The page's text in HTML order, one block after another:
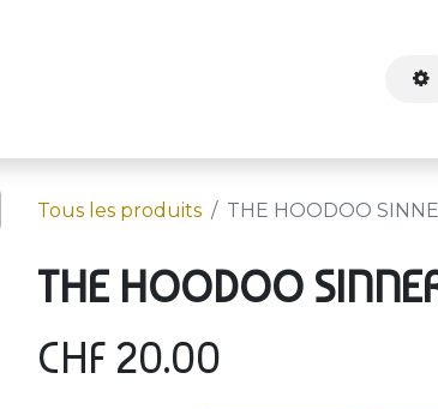
Tous les produits THE HOODOO
THE HOODOO
CHF 20.00